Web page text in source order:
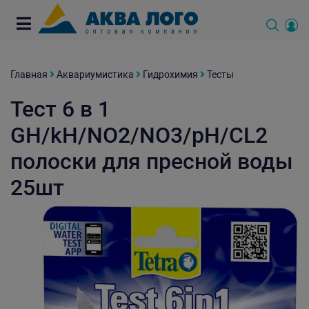
Главная Аквариумистика Гидрохимия Тесты
Тест 6 в 1
GH/kH/NO2/NO3/pH/CL2
полоски для пресной воды
25шт